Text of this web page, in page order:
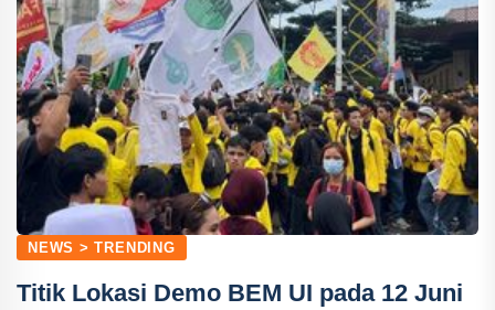
NEWS > TRENDING
Titik Lokasi Demo BEM UI pada 12 Juni